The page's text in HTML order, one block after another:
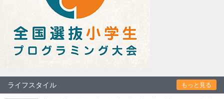
ライフスタイル もっと見る